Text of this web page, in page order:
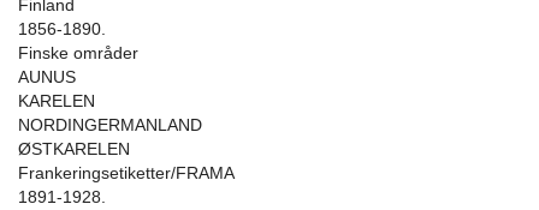
Finland
1856-1890.
Finske områder
AUNUS
KARELEN
NORDINGERMANLAND
ØSTKARELEN
Frankeringsetiketter/FRAMA
1891-1928.